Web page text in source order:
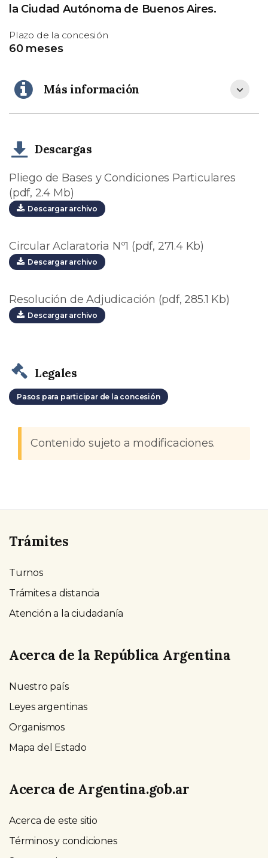
la Ciudad Autónoma de Buenos Aires.
Plazo de la concesión
60 meses
Más información
Descargas
Pliego de Bases y Condiciones Particulares
(pdf, 2.4 Mb)
Descargar archivo
Circular Aclaratoria Nº1 (pdf, 271.4 Kb)
Descargar archivo
Resolución de Adjudicación (pdf, 285.1 Kb)
Descargar archivo
Legales
Pasos para participar de la concesión
Contenido sujeto a modificaciones.
Trámites
Turnos
Trámites a distancia
Atención a la ciudadanía
Acerca de la República Argentina
Nuestro país
Leyes argentinas
Organismos
Mapa del Estado
Acerca de Argentina.gob.ar
Acerca de este sitio
Términos y condiciones